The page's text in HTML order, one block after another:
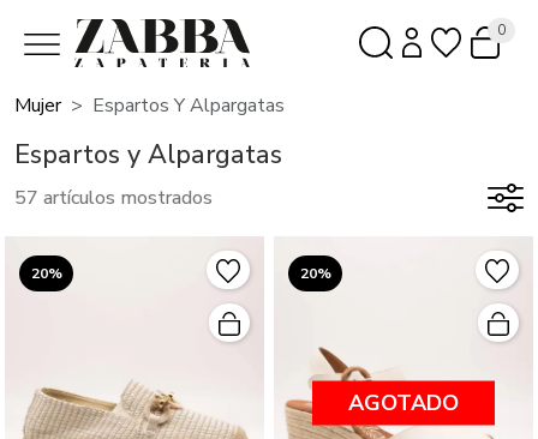
0
Mujer Espartos Y Alpargatas
Espartos y Alpargatas
57 artículos mostrados
20% 20%
AGOTADO